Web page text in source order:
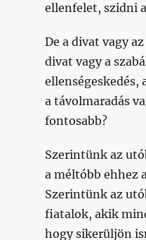
ellenfelet, szidni
De a divat vagy
divat vagy a
ellenségeskedés,
a távolmaradás
fontosabb?
Szerintünk az
a méltóbb ehhez
Szerintünk az
fiatalok, akik
hogy sikerüljön